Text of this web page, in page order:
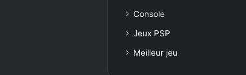
Console
Jeux PSP
Meilleur jeu